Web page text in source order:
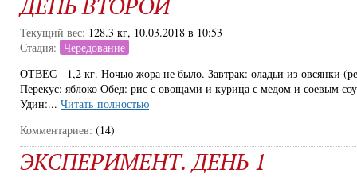
ДЕНЬ ВТОРОЙ
Текущий вес: 128.3 кг, 10.03.2018 в 10:53
Стадия: Чередование
ОТВЕС - 1,2 кг. Ночью жора не было. Завтрак: оладьи из овсянки
Перекус: яблоко Обед: рис с овощами и курица с медом и соевым
Удин:... Читать полностью
Комментариев: (14)
ЭКСПЕРИМЕНТ. ДЕНЬ 1